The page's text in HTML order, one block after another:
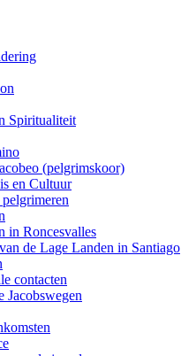
Spiritualiteit
(pelgrimskoor)
en Cultuur
in Roncesvalles
de Lage Landen in Santiago
contacten
Jacobswegen